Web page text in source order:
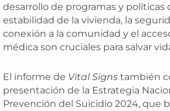
desarrollo de programas y políticas
estabilidad de la vivienda, la
conexión a la comunidad y el
médica son cruciales para salvar
El informe de Vital Signs también
presentación de la Estrategia
Prevención del Suicidio 2024, que